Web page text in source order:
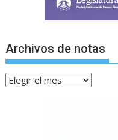
Archivos de notas
Archivos